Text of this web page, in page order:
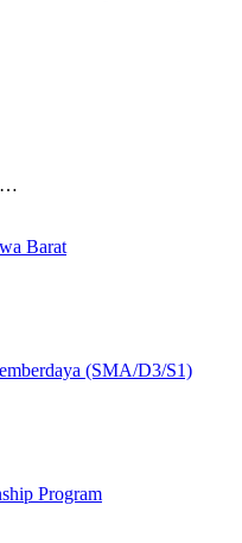
Barat
(SMA/D3/S1)
Program